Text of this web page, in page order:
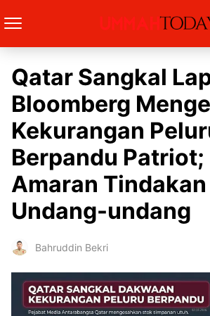
Qatar Sangkal
Bloomberg
Kekurangan
Berpandu Patriot;
Amaran Tindakan
Undang-undang
Bahruddin Bekri